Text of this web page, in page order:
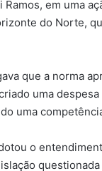
em uma
do Norte,
que a norma
uma
uma
o